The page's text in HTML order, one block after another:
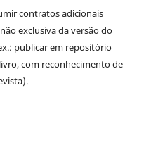
contratos adicionais
exclusiva da versão do
publicar em repositório
com reconhecimento de